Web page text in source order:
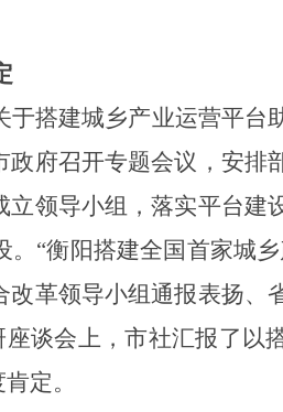
于搭建城乡产业运营平台
政府召开专题会议，安排
立领导小组，落实平台建
“衡阳搭建全国首家城
革领导小组通报表扬、
谈会上，市社汇报了以
定。